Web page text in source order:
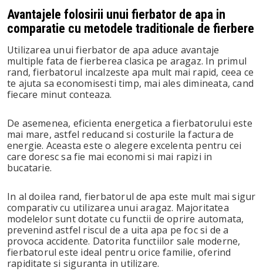
Avantajele folosirii unui fierbator de apa in
comparatie cu metodele traditionale de fierbere
Utilizarea unui fierbator de apa aduce avantaje
multiple fata de fierberea clasica pe aragaz. In primul
rand, fierbatorul incalzeste apa mult mai rapid, ceea ce
te ajuta sa economisesti timp, mai ales dimineata, cand
fiecare minut conteaza.
De asemenea, eficienta energetica a fierbatorului este
mai mare, astfel reducand si costurile la factura de
energie. Aceasta este o alegere excelenta pentru cei
care doresc sa fie mai economi si mai rapizi in
bucatarie.
In al doilea rand, fierbatorul de apa este mult mai sigur
comparativ cu utilizarea unui aragaz. Majoritatea
modelelor sunt dotate cu functii de oprire automata,
prevenind astfel riscul de a uita apa pe foc si de a
provoca accidente. Datorita functiilor sale moderne,
fierbatorul este ideal pentru orice familie, oferind
rapiditate si siguranta in utilizare.